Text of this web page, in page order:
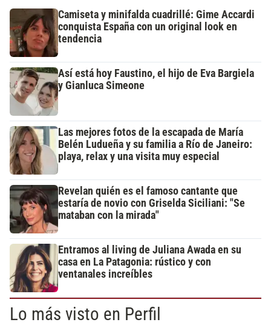
Camiseta y minifalda cuadrillé: Gime Accardi
conquista España con un original look en
tendencia
Así está hoy Faustino, el hijo de Eva Bargiela
y Gianluca Simeone
Las mejores fotos de la escapada de María
Belén Ludueña y su familia a Río de Janeiro:
playa, relax y una visita muy especial
Revelan quién es el famoso cantante que
estaría de novio con Griselda Siciliani: "Se
mataban con la mirada"
Entramos al living de Juliana Awada en su
casa en La Patagonia: rústico y con
ventanales increíbles
Lo más visto en Perfil